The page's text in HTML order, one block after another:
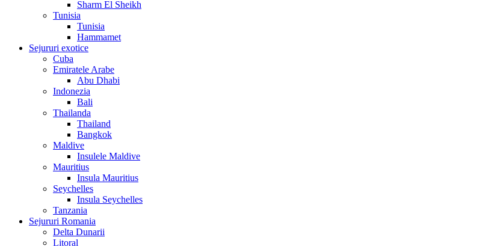
Sharm El Sheikh
Tunisia
Tunisia
Hammamet
Sejururi exotice
Cuba
Emiratele Arabe
Abu Dhabi
Indonezia
Bali
Thailanda
Thailand
Bangkok
Maldive
Insulele Maldive
Mauritius
Insula Mauritius
Seychelles
Insula Seychelles
Tanzania
Sejururi Romania
Delta Dunarii
Litoral